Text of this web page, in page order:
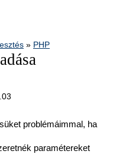
» PHP
problémáimmal, ha
paramétereket